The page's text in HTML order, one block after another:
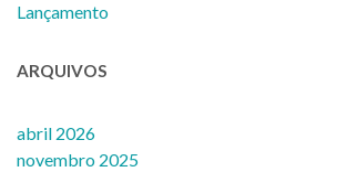
Lançamento
ARQUIVOS
abril 2026
novembro 2025